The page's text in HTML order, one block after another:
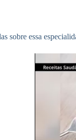
sobre essa